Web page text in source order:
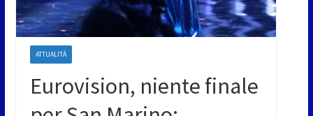
ATTUALITÀ
Eurovision, niente finale